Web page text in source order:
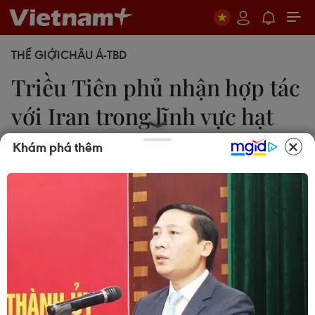
THẾ GIỚICHÂU Á-TBD
Triều Tiên phủ nhận hợp tác
với Iran trong lĩnh vực hạt
nhân
Ngày 17/5, Bộ Ngoại giao Triều Tiên bác tuyên bố
của Thủ tướng Israel về sự hợp tác giữa Tehran và
Bình Nhưỡng trong việc thực thi chương trình hạt
Đài Tiếng nói nước Nga đưa tin, ngày 17/5, Bộ
Khám phá thêm